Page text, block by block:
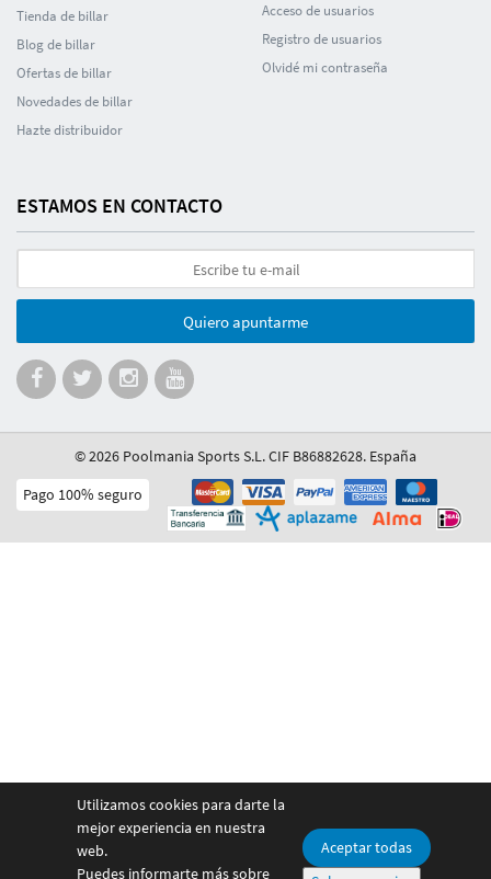
Tienda de billar
Blog de billar
Ofertas de billar
Novedades de billar
Hazte distribuidor
Acceso de usuarios
Registro de usuarios
Olvidé mi contraseña
ESTAMOS EN CONTACTO
Quiero apuntarme
© 2026 Poolmania Sports S.L. CIF B86882628. España
Pago 100% seguro
Utilizamos cookies para darte la
mejor experiencia en nuestra
web.
Puedes informarte más sobre
Aceptar todas